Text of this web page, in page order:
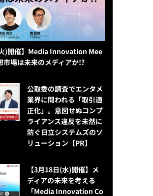
火)開催】Media Innovation Mee
場は未来のメディアか!?
公​​取委の調査でエンタメ
業界に問われる「取引適
正化」。意図せぬコンプ
ライアンス違反を未然に
防ぐ日立システムズのソ
リューション​【PR】
【3月18日(水)開催】メ
ディアの未来を考える
「Media Innovation Co